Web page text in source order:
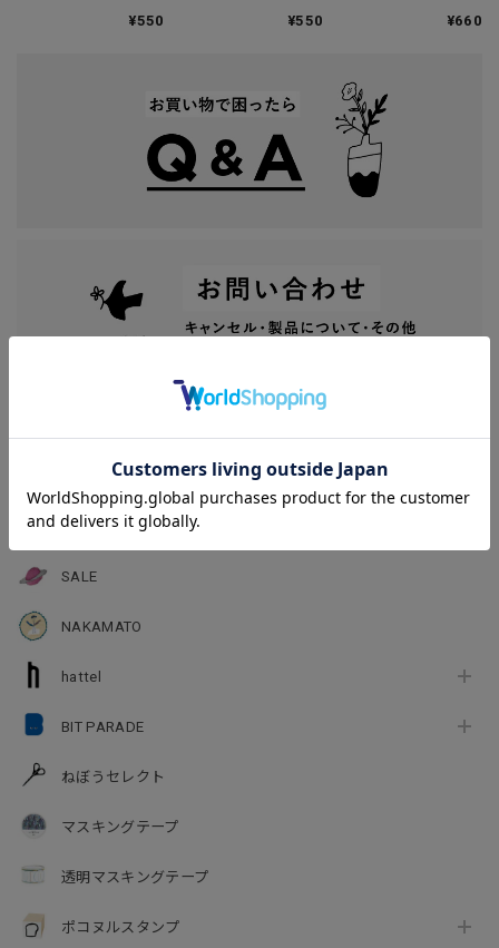
NEW
SALE
NAKAMATO
hattel
BIT PARADE
ねぼうセレクト
マスキングテープ
透明マスキングテープ
ポコヌルスタンプ
¥550 ¥550 ¥660